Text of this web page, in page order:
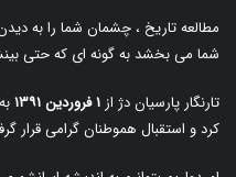
مطالعه تاریخ ، چشمان شما را به
شما می بخشد به گونه ای که حتی
تارنگار پارسیان دژ از ۱ فروردین ۱۳۹۱
کرد و استقبال هموطنان گرامی قرار